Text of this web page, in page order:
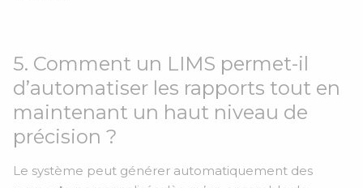
5. Comment un LIMS permet-il
d’automatiser les rapports tout en
maintenant un haut niveau de
précision ?
Le système peut générer automatiquement des